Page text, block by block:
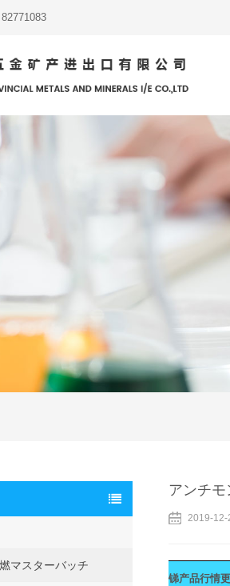
マスターバッチ
アンチモ
2019-12-
锑产品行情